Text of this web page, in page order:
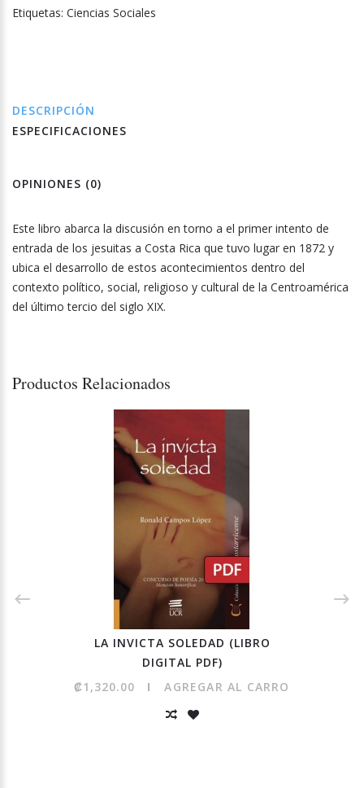
Etiquetas: Ciencias Sociales
DESCRIPCIÓN
ESPECIFICACIONES
OPINIONES (0)
Este libro abarca la discusión en torno a el primer intento de
entrada de los jesuitas a Costa Rica que tuvo lugar en 1872 y
ubica el desarrollo de estos acontecimientos dentro del
contexto político, social, religioso y cultural de la Centroamérica
del último tercio del siglo XIX.
Productos Relacionados
LA INVICTA SOLEDAD (LIBRO
DIGITAL PDF)
₡1,320.00
AGREGAR AL CARRO